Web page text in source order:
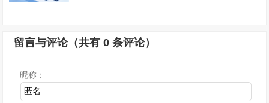
留言与评论（共有0 条评论）
昵称：